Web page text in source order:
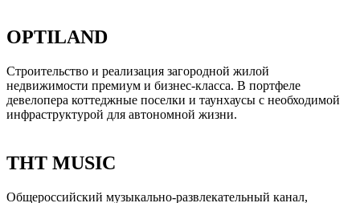
OPTILAND
Строительство и реализация загородной жилой
недвижимости премиум и бизнес-класса. В портфеле
девелопера коттеджные поселки и таунхаусы с необходимой
инфраструктурой для автономной жизни.
ТНТ MUSIC
Общероссийский музыкально-развлекательный канал,